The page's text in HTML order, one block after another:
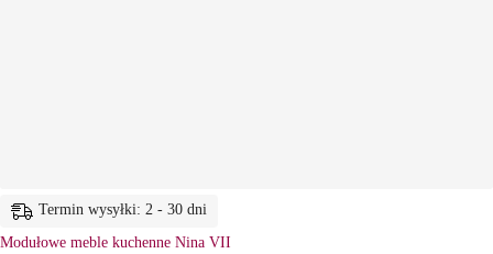
Termin wysyłki: 2 - 30 dni
Modułowe meble kuchenne Nina VII